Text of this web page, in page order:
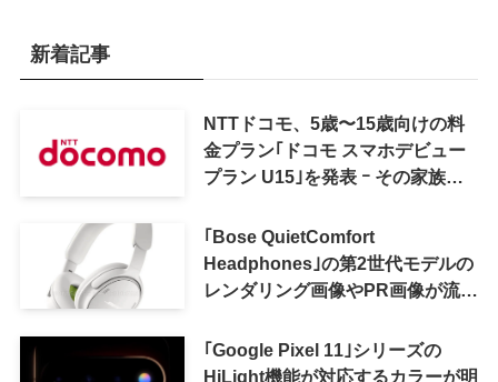
新着記事
NTTドコモ、5歳〜15歳向けの料
金プラン｢ドコモ スマホデビュー
プラン U15｣を発表 ｰ その家族が
｢Bose QuietComfort
Headphones｣の第2世代モデルの
レンダリング画像やPR画像が流出
｢Google Pixel 11｣シリーズの
HiLight機能が対応するカラーが明